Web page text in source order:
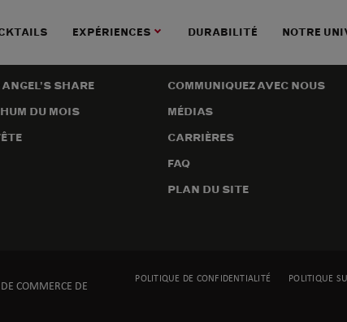
EXPÉRIENCES DURABILITÉ NOTRE
SHARE
DU MOIS
COMMUNIQUEZ AVEC NOUS
MÉDIAS
CARRIÈRES
FAQ
PLAN DU SITE
POLITIQUE DE CONFIDENTIALITÉ POLITIQUE
COMMERCE DE